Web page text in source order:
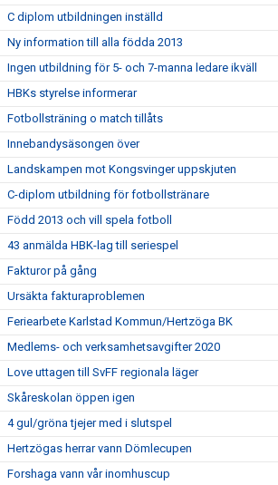
C diplom utbildningen inställd
Ny information till alla födda 2013
Ingen utbildning för 5- och 7-manna ledare ikväll
HBKs styrelse informerar
Fotbollsträning o match tillåts
Innebandysäsongen över
Landskampen mot Kongsvinger uppskjuten
C-diplom utbildning för fotbollstränare
Född 2013 och vill spela fotboll
43 anmälda HBK-lag till seriespel
Fakturor på gång
Ursäkta fakturaproblemen
Feriearbete Karlstad Kommun/Hertzöga BK
Medlems- och verksamhetsavgifter 2020
Love uttagen till SvFF regionala läger
Skåreskolan öppen igen
4 gul/gröna tjejer med i slutspel
Hertzögas herrar vann Dömlecupen
Forshaga vann vår inomhuscup